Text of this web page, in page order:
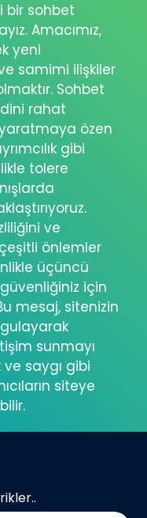
bir sohbet
Amacımız,
yeni
samimi ilişkiler
Sohbet
rahat
özen
gibi
tolere
ve
önlemler
üçüncü
için
mesaj, sitenizin
sunmayı
saygı gibi
siteye